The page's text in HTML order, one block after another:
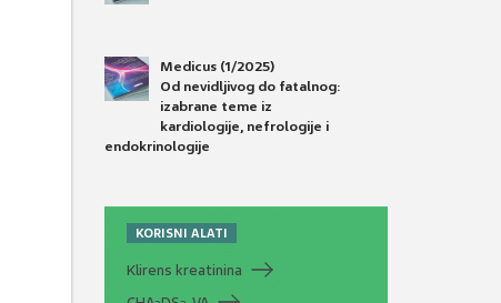
Medicus (1/2025)
Od nevidljivog do fatalnog:
izabrane teme iz
kardiologije, nefrologije i
endokrinologije
KORISNI ALATI
Klirens kreatinina